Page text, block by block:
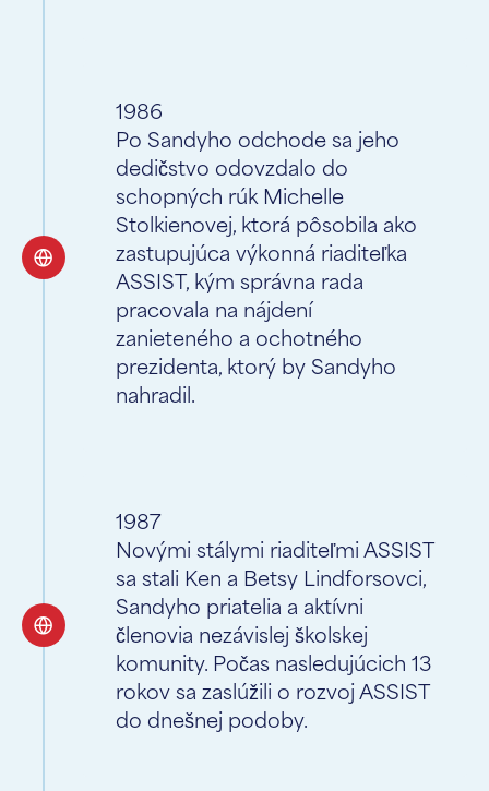
1986
Po Sandyho odchode sa jeho
dedičstvo odovzdalo do
schopných rúk Michelle
Stolkienovej, ktorá pôsobila ako
zastupujúca výkonná riaditeľka
ASSIST, kým správna rada
pracovala na nájdení
zanieteného a ochotného
prezidenta, ktorý by Sandyho
nahradil.
1987
Novými stálymi riaditeľmi ASSIST
sa stali Ken a Betsy Lindforsovci,
Sandyho priatelia a aktívni
členovia nezávislej školskej
komunity. Počas nasledujúcich 13
rokov sa zaslúžili o rozvoj ASSIST
do dnešnej podoby.